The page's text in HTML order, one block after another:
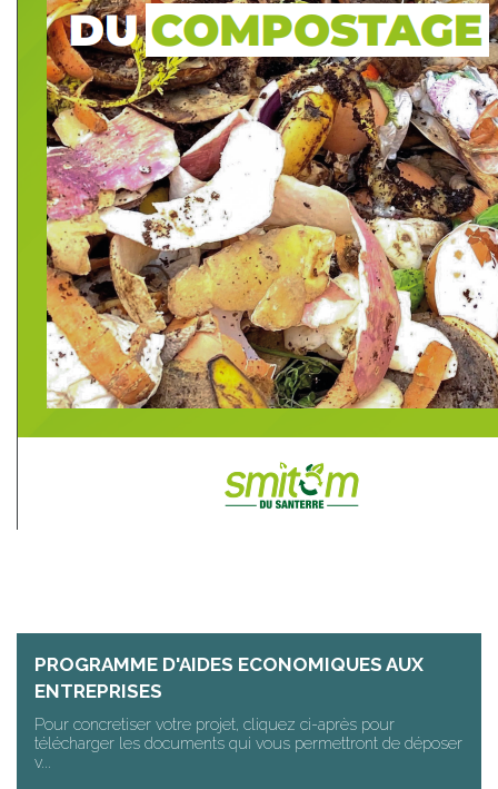
PROGRAMME D'AIDES ECONOMIQUES AUX
ENTREPRISES
Pour concretiser votre projet, cliquez ci-après pour
télécharger les documents qui vous permettront de déposer
v...